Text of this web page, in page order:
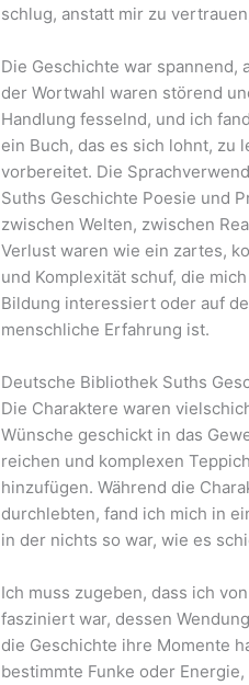
schlug, anstatt mir zu
Die Geschichte war spannend,
der Wortwahl waren störend
Handlung fesselnd, und ich
ein Buch, das es sich lohnt, zu
vorbereitet. Die
Suths Geschichte Poesie und
zwischen Welten, zwischen
Verlust waren wie ein zartes,
und Komplexität schuf, die
Bildung interessiert oder auf
menschliche Erfahrung ist.
Deutsche Bibliothek Suths
Die Charaktere waren
Wünsche geschickt in das
reichen und komplexen
hinzufügen. Während die
durchlebten, fand ich mich in
in der nichts so war, wie es
Ich muss zugeben, dass ich
fasziniert war, dessen
die Geschichte ihre Momente
bestimmte Funke oder